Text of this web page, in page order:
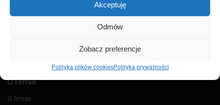
Akceptuję
Odmów
Zobacz preferencje
Polityka plików cookiesPolityka prywatności
O Firmie
O firmie